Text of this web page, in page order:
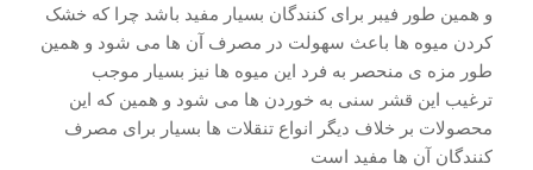
و همین طور فیبر برای کنندگان بسیار مفید باشد چرا که خشک
کردن میوه ها باعث سهولت در مصرف آن ها می شود و همین
طور مزه ی منحصر به فرد این میوه ها نیز بسیار موجب
ترغیب این قشر سنی به خوردن ها می شود و همین که این
محصولات بر خلاف دیگر انواع تنقلات ها بسیار برای مصرف
کنندگان آن ها مفید است